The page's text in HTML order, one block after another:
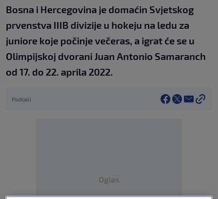
Bosna i Hercegovina je domaćin Svjetskog
prvenstva IIIB divizije u hokeju na ledu za
juniore koje počinje večeras, a igrat će se u
Olimpijskoj dvorani Juan Antonio Samaranch
od 17. do 22. aprila 2022.
Podijeli
Oglas